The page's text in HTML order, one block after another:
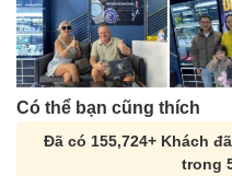
Có thể bạn cũng thích
Đã có 155,724+ Khách
trong